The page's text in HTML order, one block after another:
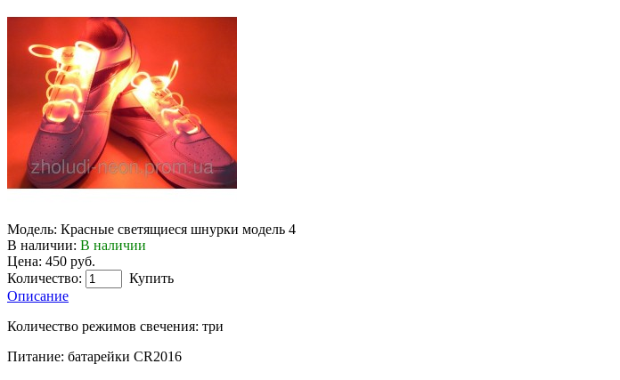
Модель: Красные светящиеся шнурки модель 4
В наличии: В наличии
Цена: 450 руб.
Количество:
Купить
Описание
Количество режимов свечения: три
Питание: батарейки CR2016